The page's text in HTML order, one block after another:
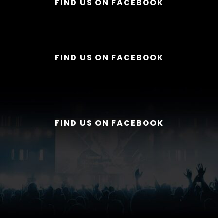
FIND US ON FACEBOOK
FIND US ON FACEBOOK
FIND US ON FACEBOOK